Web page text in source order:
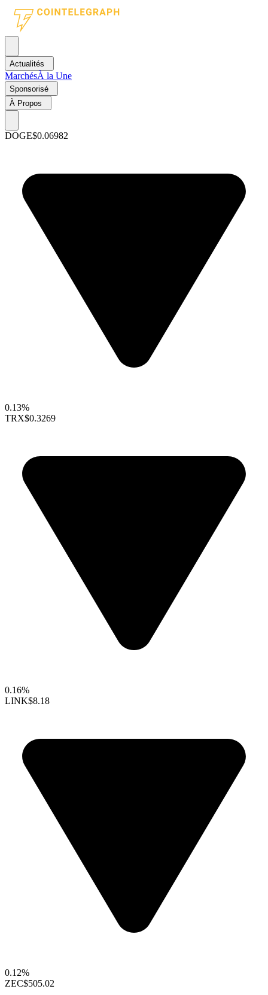
Actualités
MarchésÀ la Une
Sponsorisé
À Propos
DOGE$0.06982
0.13%
TRX$0.3269
0.16%
LINK$8.18
0.12%
ZEC$505.02